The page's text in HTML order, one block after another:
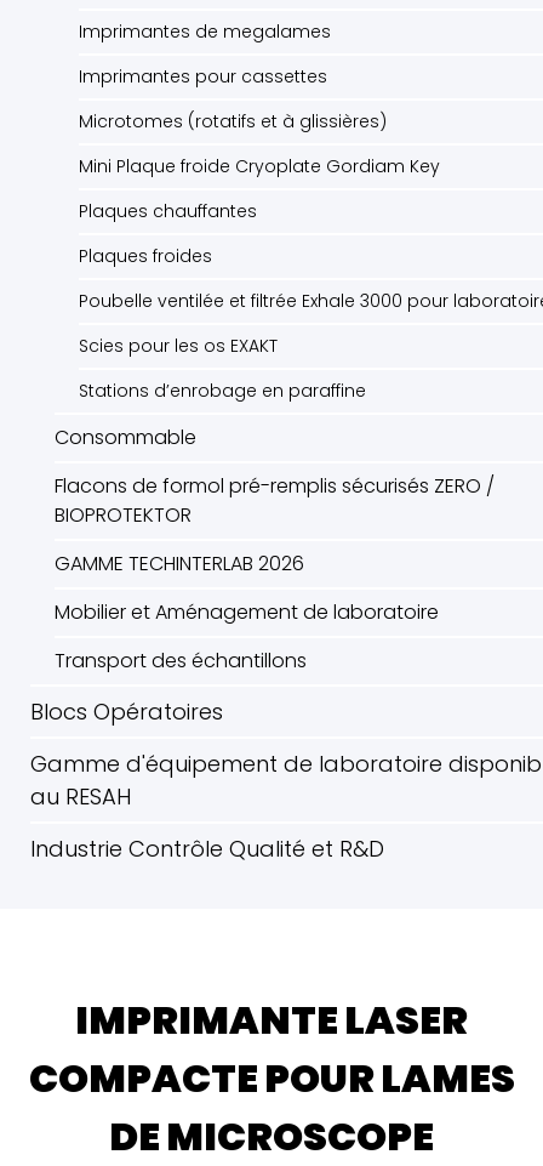
Imprimantes de megalames
Imprimantes pour cassettes
Microtomes (rotatifs et à glissières)
Mini Plaque froide Cryoplate Gordiam Key
Plaques chauffantes
Plaques froides
Poubelle ventilée et filtrée Exhale 3000 pour
Scies pour les os EXAKT
Stations d’enrobage en paraffine
Consommable
Flacons de formol pré-remplis sécurisés ZERO /
BIOPROTEKTOR
GAMME TECHINTERLAB 2026
Mobilier et Aménagement de laboratoire
Transport des échantillons
Blocs Opératoires
Gamme d'équipement de laboratoire
au RESAH
Industrie Contrôle Qualité et R&D
IMPRIMANTE LASER
COMPACTE POUR LAMES
DE MICROSCOPE